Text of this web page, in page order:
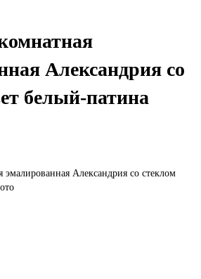
Александрия со
белый-патина